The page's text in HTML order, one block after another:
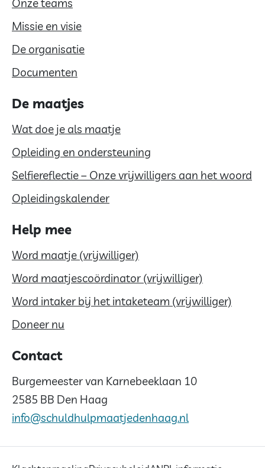
Onze teams
Missie en visie
De organisatie
Documenten
De maatjes
Wat doe je als maatje
Opleiding en ondersteuning
Selfiereflectie – Onze vrijwilligers aan het woord
Opleidingskalender
Help mee
Word maatje (vrijwilliger)
Word maatjescoördinator (vrijwilliger)
Word intaker bij het intaketeam (vrijwilliger)
Doneer nu
Contact
Burgemeester van Karnebeeklaan 10
2585 BB Den Haag
info@schuldhulpmaatjedenhaag.nl